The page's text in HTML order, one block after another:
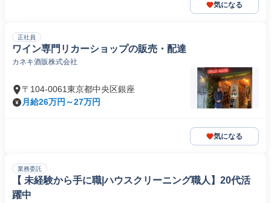
気になる
正社員
ワイン専門リカーショップの販売・配達
カネキ酒販株式会社
〒104-0061東京都中央区銀座
月給26万円～27万円
気になる
業務委託
【 未経験から手に職|ハウスクリーニング職人】20代活
躍中